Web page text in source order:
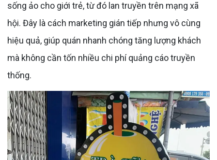
sống ảo cho giới trẻ, từ đó lan truyền trên mạng xã
hội. Đây là cách marketing gián tiếp nhưng vô cùng
hiệu quả, giúp quán nhanh chóng tăng lượng khách
mà không cần tốn nhiều chi phí quảng cáo truyền
thống.